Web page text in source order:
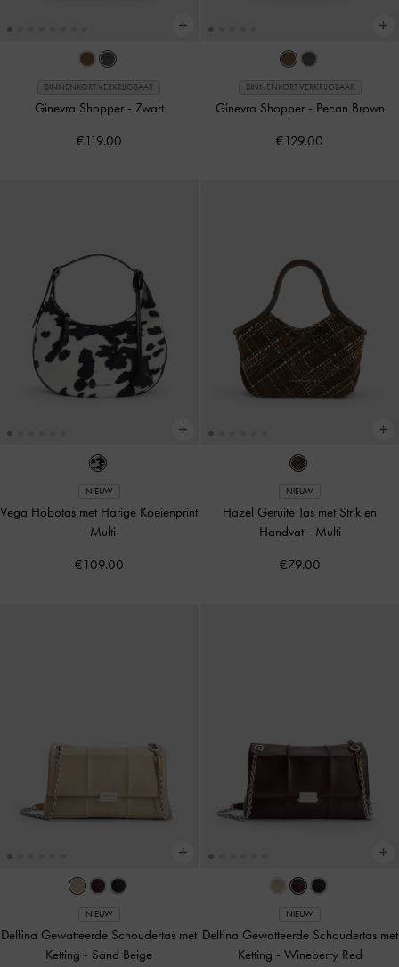
BINNENKORT VERKRIJGBAAR
Ginevra Shopper - Zwart
€119.00
BINNENKORT VERKRIJGBAAR
Ginevra Shopper - Pecan Brown
€129.00
NIEUW
Vega Hobotas met Harige Koeienprint
- Multi
€109.00
NIEUW
Hazel Geruite Tas met Strik en
Handvat - Multi
€79.00
NIEUW
Delfina Gewatteerde Schoudertas met
Ketting - Sand Beige
NIEUW
Delfina Gewatteerde Schoudertas met
Ketting - Wineberry Red